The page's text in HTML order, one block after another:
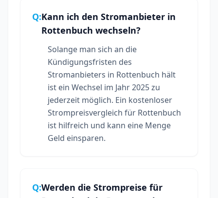
Q:Kann ich den Stromanbieter in
Rottenbuch wechseln?
Solange man sich an die
Kündigungsfristen des
Stromanbieters in Rottenbuch hält
ist ein Wechsel im Jahr 2025 zu
jederzeit möglich. Ein kostenloser
Strompreisvergleich für Rottenbuch
ist hilfreich und kann eine Menge
Geld einsparen.
Q:Werden die Strompreise für